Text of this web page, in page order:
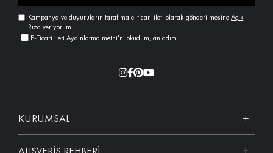
Kampanya ve duyuruların tarafıma e-ticari ileti olarak gönderilmesineAçık
Rıza veriyorum.
E-Ticari ileti Aydınlatma metni'ni okudum, anladım.
KURUMSAL